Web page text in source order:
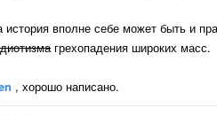
история вполне себе может быть и
грехопадения широких масс.
, хорошо написано.